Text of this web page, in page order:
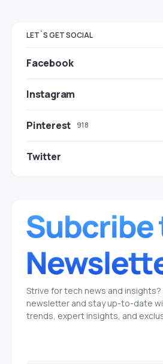
LET`S GET SOCIAL
Facebook
Instagram
Pinterest 918
Twitter
Strive for tech news and
newsletter and stay up-to-date
trends, expert insights, and